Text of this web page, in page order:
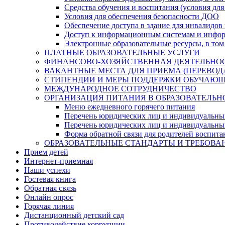
Средства обучения и воспитания (условия
Условия для обеспечения безопасности ДОО
Обеспечение доступа в здание для
Доступ к информационным системам и
Электронные образовательные ресурсы, в
ПЛАТНЫЕ ОБРАЗОВАТЕЛЬНЫЕ УСЛУГИ
ФИНАНСОВО-ХОЗЯЙСТВЕННАЯ
ВАКАНТНЫЕ МЕСТА ДЛЯ ПРИЕМА
СТИПЕНДИИ И МЕРЫ ПОДДЕРЖКИ
МЕЖДУНАРОДНОЕ СОТРУДНИЧЕСТВО
ОРГАНИЗАЦИЯ ПИТАНИЯ В
Меню ежедневного горячего питания
Перечень юридических лиц и
Перечень юридических лиц и
Форма обратной связи для родителей
ОБРАЗОВАТЕЛЬНЫЕ СТАНДАРТЫ И
Прием детей
Интернет-приемная
Наши успехи
Гостевая книга
Обратная связь
Онлайн опрос
Горячая линия
Дистанционный детский сад